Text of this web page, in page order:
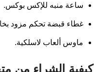
ساعة منبه للإكس بوكس.
غطاء قبضة تحكم مزود
ماوس ألعاب لاسلكية.
كيفية الشراء من